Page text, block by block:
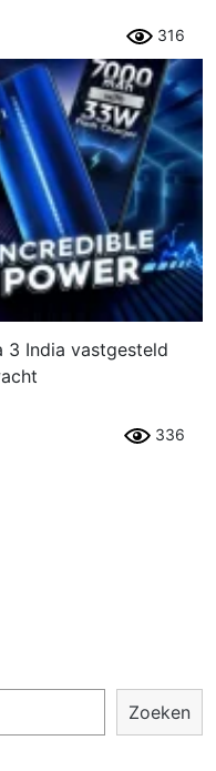
316
3 India vastgesteld
336
Zoeken